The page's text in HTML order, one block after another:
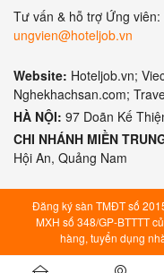
Tư vấn & hỗ trợ Ứng viên:
ungvien@hoteljob.vn
Website: Hoteljob.vn;
Nghekhachsan.com;
HÀ NỘI: 97 Doãn Kế
CHI NHÁNH MIỀN
Hội An, Quảng Nam
Đăng ký sàn TMĐT số
MXH số 348/GP-BTTTT
hàng, tuyển dụng